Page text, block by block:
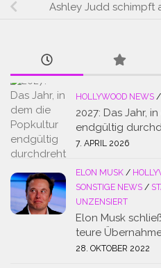
Ashley Judd schimpft
HOLLYWOOD NEWS /
2027: Das Jahr,
endgültig
7. APRIL 2026
ELON MUSK /
SONSTIGE NEWS /
UNZENSIERT
Elon Musk
teure
28. OKTOBER 2022